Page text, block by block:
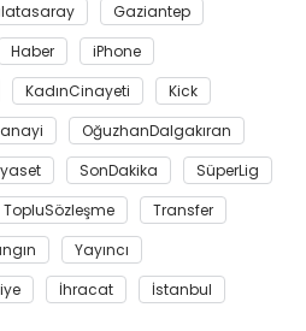
Gaziantep
Haber
iPhone
KadınCinayeti
Kick
OğuzhanDalgakıran
SonDakika
SüperLig
TopluSözleşme
Transfer
Yayıncı
İhracat
İstanbul